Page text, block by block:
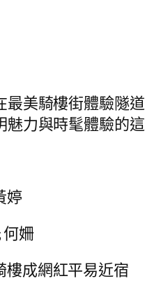
美騎樓街體驗隧
魅力與時髦體驗的
婷
何姍
樓成網紅平易近宿